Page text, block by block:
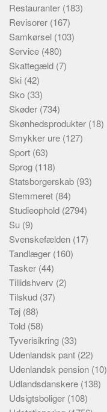
Restauranter (183)
Revisorer (167)
Samkørsel (103)
Service (480)
Skattegæld (7)
Ski (42)
Sko (33)
Skøder (734)
Skønhedsprodukter (18)
Smykker ure (127)
Sport (63)
Sprog (118)
Statsborgerskab (93)
Stemmeret (84)
Studieophold (2794)
Su (9)
Svenskefælden (17)
Tandlæger (160)
Tasker (44)
Tillidshverv (2)
Tilskud (37)
Tøj (88)
Told (58)
Tyverisikring (33)
Udenlandsk pant (22)
Udenlandsk pension (10)
Udlandsdanskere (138)
Udsigtsboliger (108)